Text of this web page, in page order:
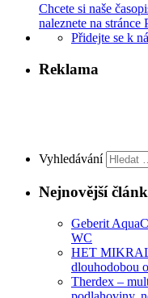
Chcete si naše
naleznete na stránce
Přidejte se k
Reklama
Vyhledávání
Nejnovější
Geberit
WC
HET
dlouhodobou
Therdex –